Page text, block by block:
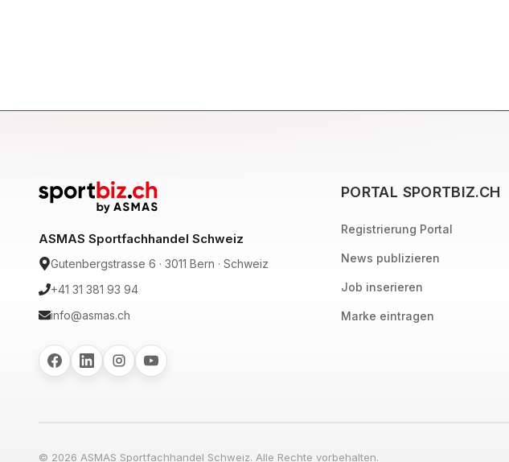
ASMAS Sportfachhandel Schweiz
Gutenbergstrasse 6 · 3011 Bern · Schweiz
+41 31 381 93 94
info@asmas.ch
PORTAL SPORTBIZ.CH
Registrierung Portal
News publizieren
Job inserieren
Marke eintragen
© 2026 ASMAS Sportfachhandel Schweiz. Alle Rechte vorbehalten.